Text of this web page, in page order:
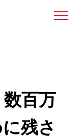
百万
残さ